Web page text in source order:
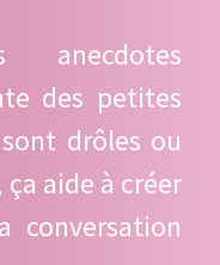
des petites
drôles ou
aide à créer